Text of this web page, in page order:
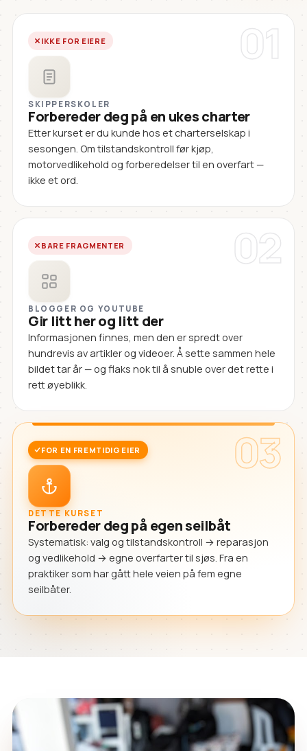
01
IKKE FOR EIERE
SKIPPERSKOLER
Forbereder deg på en ukes charter
Etter kurset er du kunde hos et charterselskap i
sesongen. Om tilstandskontroll før kjøp,
motorvedlikehold og forberedelser til en overfart —
ikke et ord.
02
BARE FRAGMENTER
BLOGGER OG YOUTUBE
Gir litt her og litt der
Informasjonen finnes, men den er spredt over
hundrevis av artikler og videoer. Å sette sammen hele
bildet tar år — og flaks nok til å snuble over det rette i
rett øyeblikk.
03
FOR EN FREMTIDIG EIER
DETTE KURSET
Forbereder deg på egen seilbåt
Systematisk: valg og tilstandskontroll → reparasjon
og vedlikehold → egne overfarter til sjøs. Fra en
praktiker som har gått hele veien på fem egne
seilbåter.